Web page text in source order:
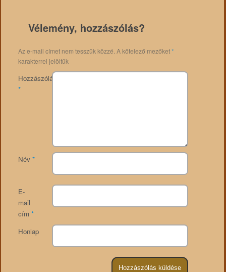
Vélemény, hozzászólás?
Az e-mail címet nem tesszük közzé. A kötelező mezőket*
karakterrel jelöltük
Hozzászólás
*
Név *
E-
mail
cím *
Honlap